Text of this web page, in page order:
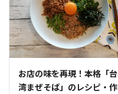
お店の味を再現！本格「台
湾まぜそば」のレシピ・作